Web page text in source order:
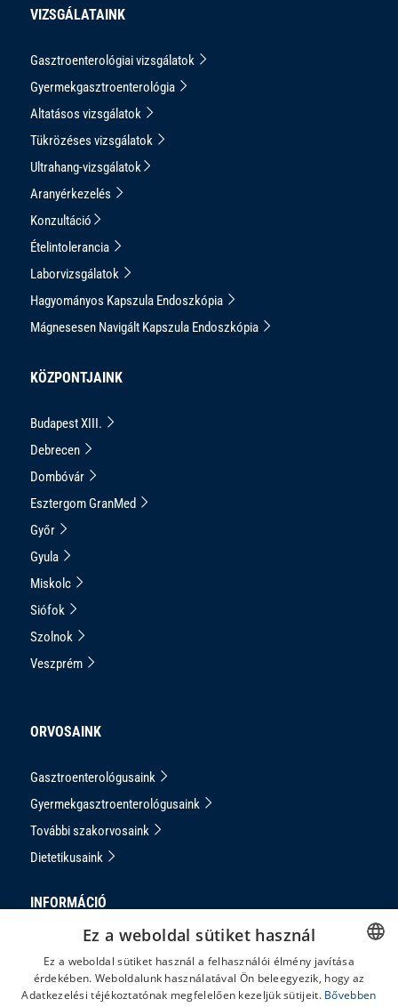
VIZSGÁLATAINK
Gasztroenterológiai vizsgálatok
Gyermekgasztroenterológia
Altatásos vizsgálatok
Tükrözéses vizsgálatok
Ultrahang-vizsgálatok
Aranyérkezelés
Konzultáció
Ételintolerancia
Laborvizsgálatok
Hagyományos Kapszula Endoszkópia
Mágnesesen Navigált Kapszula Endoszkópia
KÖZPONTJAINK
Budapest XIII.
Debrecen
Dombóvár
Esztergom GranMed
Győr
Gyula
Miskolc
Siófok
Szolnok
Veszprém
ORVOSAINK
Gasztroenterológusaink
Gyermekgasztroenterológusaink
További szakorvosaink
Dietetikusaink
INFORMÁCIÓ
Impresszum
Panaszkezelés
HUNGARIAN
Ez a weboldal sütiket használ
Ez a weboldal sütiket használ a felhasználói élmény javítása
érdekében. Weboldalunk használatával Ön beleegyezik, hogy az
Adatkezelési téjékoztatónak megfelelően kezeljük sütijeit. Bővebben